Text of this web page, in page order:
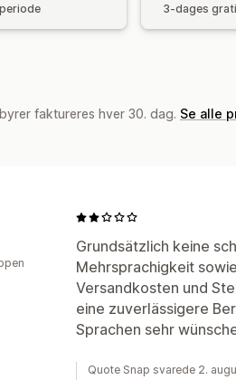
3-dages
faktureres hver 30. dag. Se alle
Grundsätzlich keine
Mehrsprachigkeit
Versandkosten und
eine zuverlässigere
Sprachen sehr
Quote Snap svarede 2.